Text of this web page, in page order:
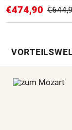
€474,90